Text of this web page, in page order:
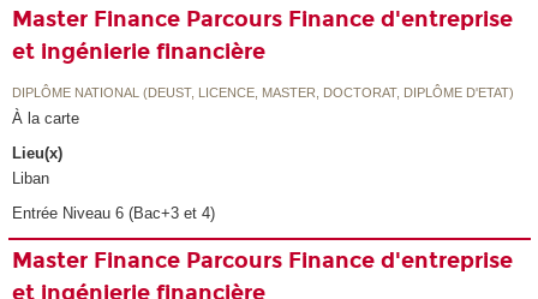
Master Finance Parcours Finance d'entreprise
et ingénierie financière
DIPLÔME NATIONAL (DEUST, LICENCE, MASTER, DOCTORAT, DIPLÔME D'ETAT)
À la carte
Lieu(x)
Liban
Entrée Niveau 6 (Bac+3 et 4)
Master Finance Parcours Finance d'entreprise
et ingénierie financière